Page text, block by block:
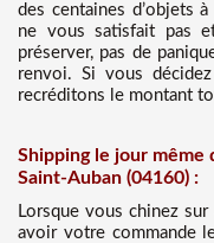
des centaines d’objets
ne vous satisfait pas
préserver, pas de
renvoi. Si vous
recréditons le montant
Shipping le jour même
Saint-Auban (04160) :
Lorsque vous chinez
avoir votre commande